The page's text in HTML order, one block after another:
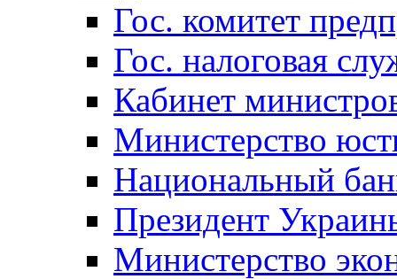
Гос. комитет
Гос. налоговая
Кабинет
Министерство
Национальный
Президент
Министерство